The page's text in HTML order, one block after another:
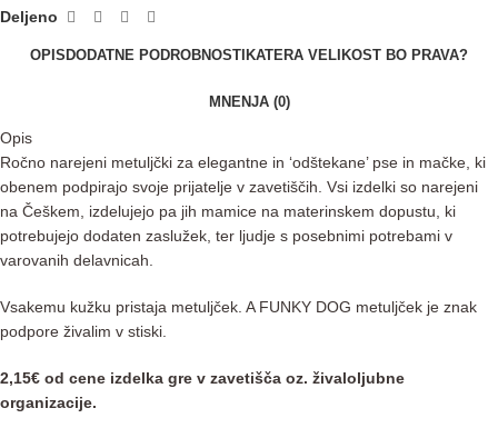
Deljeno
OPIS DODATNE PODROBNOSTI KATERA VELIKOST BO PRAVA?
MNENJA (0)
Opis
Ročno narejeni metuljčki za elegantne in ‘odštekane’ pse in mačke, ki
obenem podpirajo svoje prijatelje v zavetiščih. Vsi izdelki so narejeni
na Češkem, izdelujejo pa jih mamice na materinskem dopustu, ki
potrebujejo dodaten zaslužek, ter ljudje s posebnimi potrebami v
varovanih delavnicah.
Vsakemu kužku pristaja metuljček. A FUNKY DOG metuljček je znak
podpore živalim v stiski.
2,15€ od cene izdelka gre v zavetišča oz. živaloljubne
organizacije.